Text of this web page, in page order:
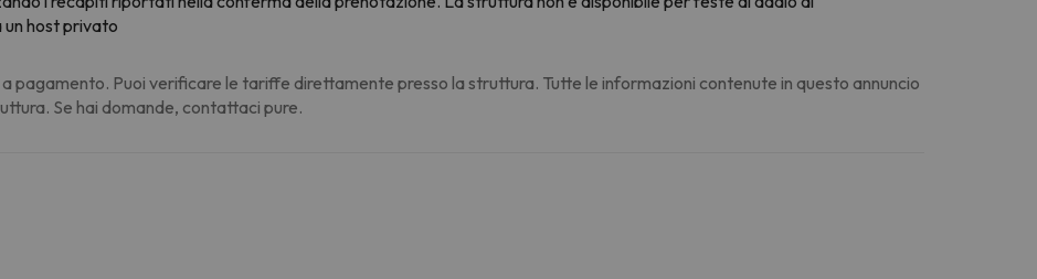
host privato
pagamento. Puoi verificare le tariffe direttamente presso la struttura. Tutte le informazioni contenute in questo annuncio
Se hai domande, contattaci pure.